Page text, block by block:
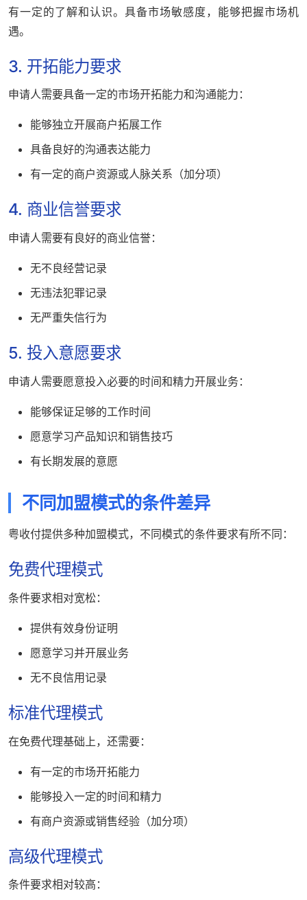
有一定的了解和认识。具备市场敏感度，能够把握市场机
遇。
3. 开拓能力要求
申请人需要具备一定的市场开拓能力和沟通能力：
能够独立开展商户拓展工作
具备良好的沟通表达能力
有一定的商户资源或人脉关系（加分项）
4. 商业信誉要求
申请人需要有良好的商业信誉：
无不良经营记录
无违法犯罪记录
无严重失信行为
5. 投入意愿要求
申请人需要愿意投入必要的时间和精力开展业务：
能够保证足够的工作时间
愿意学习产品知识和销售技巧
有长期发展的意愿
不同加盟模式的条件差异
粤收付提供多种加盟模式，不同模式的条件要求有所不同：
免费代理模式
条件要求相对宽松：
提供有效身份证明
愿意学习并开展业务
无不良信用记录
标准代理模式
在免费代理基础上，还需要：
有一定的市场开拓能力
能够投入一定的时间和精力
有商户资源或销售经验（加分项）
高级代理模式
条件要求相对较高：